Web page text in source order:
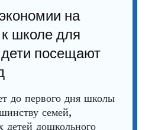
на
к школе для
посещают
до первого дня школы
семей,
дошкольного